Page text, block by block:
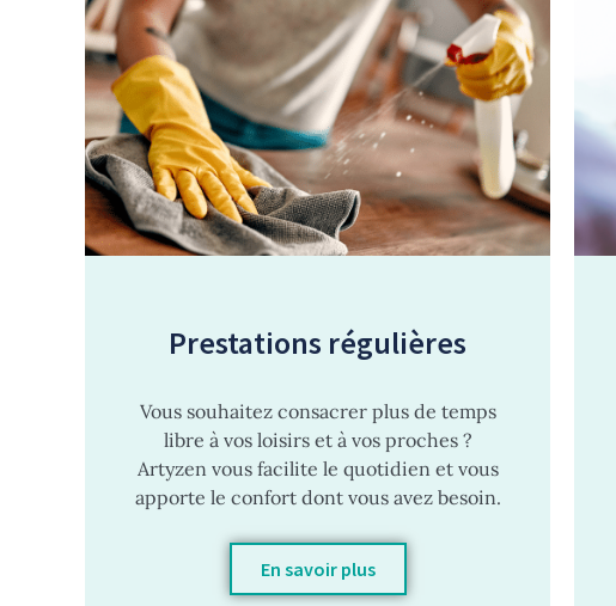
Prestations régulières
Vous souhaitez consacrer plus de temps
libre à vos loisirs et à vos proches ?
Artyzen vous facilite le quotidien et vous
apporte le confort dont vous avez besoin.
En savoir plus